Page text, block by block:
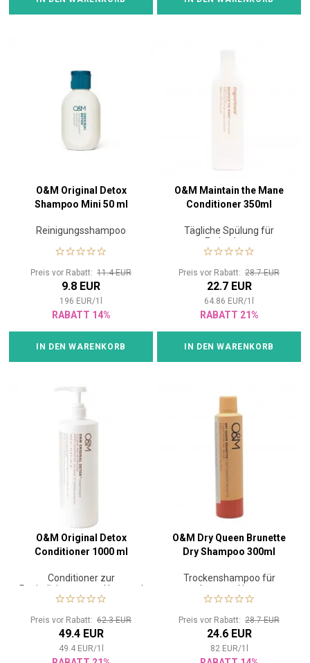
O&M Original Detox
Shampoo Mini 50 ml
Reinigungsshampoo
Preis vor Rabatt: 11.4 EUR
9.8 EUR
196 EUR/1
RABATT 14%
IN DEN WARENKORB
O&M Maintain the Mane
Conditioner 350ml
Tägliche Spülung für
Farbschutz
Preis vor Rabatt: 28.7 EUR
22.7 EUR
64.86 EUR/1
RABATT 21%
IN DEN WARENKORB
O&M Original Detox
Conditioner 1000 ml
Conditioner zur
Revitalisierung von Haar und
Kopfhaut
Preis vor Rabatt: 62.3 EUR
49.4 EUR
49.4 EUR/1
O&M Dry Queen Brunette
Dry Shampoo 300ml
Trockenshampoo für
braunes Haar
Preis vor Rabatt: 28.7 EUR
24.6 EUR
82 EUR/1